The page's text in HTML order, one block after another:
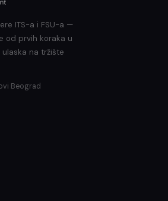
ITS-a i FSU-a —
od prvih koraka u
na tržište
Beograd